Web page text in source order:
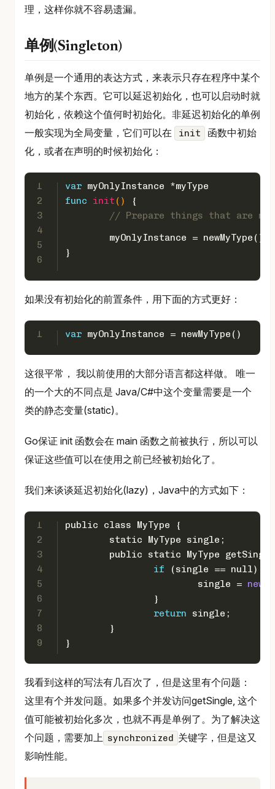
理，这样你就不容易遗漏。
单例(Singleton)
单例是一个通用的表达方式，来表示只存在程序中某个
地方的某个东西。它可以延迟初始化，也可以启动时就
初始化，依赖这个值何时初始化。非延迟初始化的单例
一般实现为全局变量，它们可以在
init
函数中初始
化，或者在声明的时候初始化：
1
2
3
4
5
6
var myOnlyInstance *myType
func
init ()
{
// Prepare things that are
	myOnlyInstance = newMyType()
}
如果没有初始化的前置条件，用下面的方式更好：
1 var myOnlyInstance = newMyType()
这很平常， 我以前使用的大部分语言都这样做。 唯一
的一个大的不同点是 Java/C#中这个变量需要是一个
类的静态变量(static)。
Go保证 init 函数会在 main 函数之前被执行，所以可以
保证这些值可以在使用之前已经被初始化了。
我们来谈谈延迟初始化(lazy)，Java中的方式如下：
1
2
3
4
5
6
7
8
9
public class MyType {
	static MyType single;
public static MyType
if (single == null) {
			single =
new
		}
return single;
	}
}
我看到这样的写法有几百次了，但是这里有个问题：
这里有个并发问题。如果多个并发访问getSingle, 这个
值可能被初始化多次，也就不再是单例了。为了解决这
个问题，需要加上 synchronized 关键字，但是这又
影响性能。